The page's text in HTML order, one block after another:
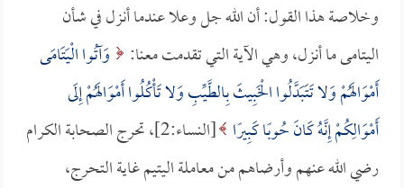
وخلاصة هذا القول: أن الله جل وعلا عندما أنزل في شأن
اليتامى ما أنزل، وهي الآية التي تقدمت معنا:
وَآتُوا الْيَتَامَى
أَمْوَالَهُمْ وَلا تَتَبَدَّلُوا الْخَبِيثَ بِالطَّيِّبِ وَلا تَأْكُلُوا أَمْوَالَهُمْ إِلَى
أَمْوَالِكُمْ إِنَّهُ كَانَ حُوبًا كَبِيرًا
[النساء:2]، تحرج الصحابة الكرام
رضي الله عنهم وأرضاهم من معاملة اليتيم غاية التحرج،